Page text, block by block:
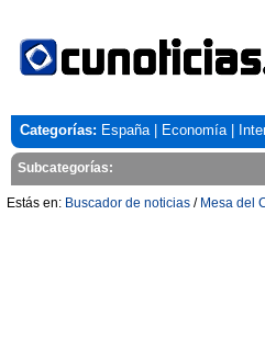
Categorías: España| Economía|
Subcategorías:
Estás en: Buscador de noticias / Mesa del